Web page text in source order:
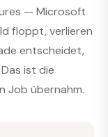
— Microsoft
floppt, verlieren
entscheidet,
ist die
Job übernahm.